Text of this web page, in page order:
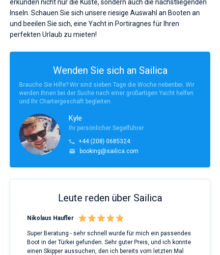
erkunden nicht nur die Küste, sondern auch die nächstliegenden
Inseln. Schauen Sie sich unsere riesige Auswahl an Booten an
und beeilen Sie sich, eine Yacht in Portiragnes für Ihren
perfekten Urlaub zu mieten!
Wenden Sie sich an Sailica
Brauche Sie Hilfe? Wir sind sieben Tage die Woche nebenbei. Wir
werden Ihnen bei der Suche nach einer großartigen Yacht helfen
und Ihr Chartergeschäft begleiten.
Kyle
Ihr persönlicher Segelführer
+44 (208) 0685324
booking@sailica.com
Leute reden über Sailica
Nikolaus Haufler
Super Beratung - sehr schnell wurde für mich ein passendes
Boot in der Türkei gefunden. Sehr guter Preis, und ich konnte
einen Skipper aussuchen, den ich bereits vom letzten Mal